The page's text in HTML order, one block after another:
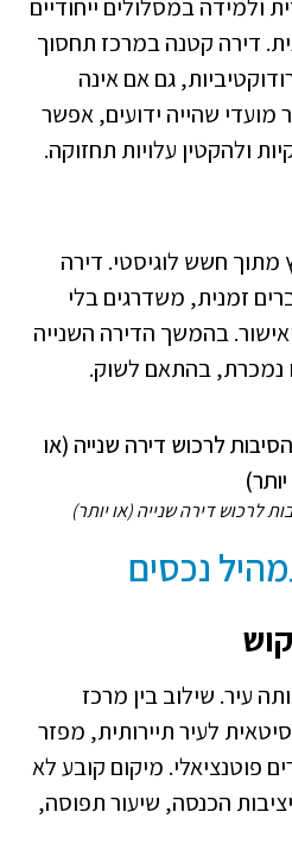
ולמידה במסלולים ייחודיים
דירה קטנה במרכז תחסוך
גם אם אינה
שהייה ידועים, אפשר
ולהקטין עלויות תחזוקה.
מתוך חשש לוגיסטי. דירה
זמנית, משדרגים בלי
בהמשך הדירה השנייה
נמכרת, בהתאם לשוק.
לרכוש דירה שנייה (או יותר)
נכסים
עיר. שילוב בין מרכז
לעיר תיירותית, מפזר
פוטנציאלי. מיקום קובע לא
הכנסה, שיעור תפוסה,